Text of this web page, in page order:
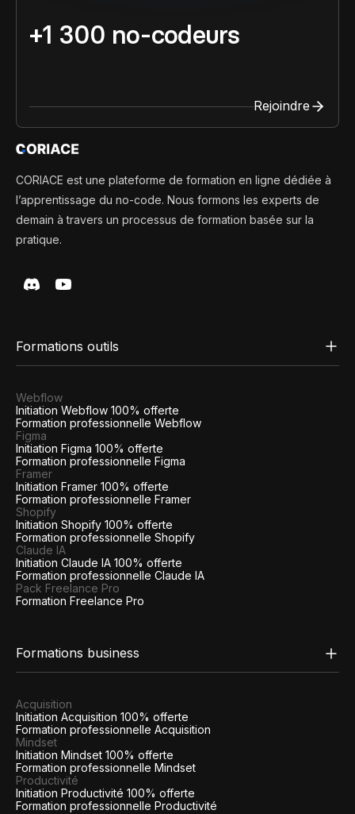
+1 300 no-codeurs
Rejoindre
CORIACE est une plateforme de formation en ligne dédiée à
l’apprentissage du no-code. Nous formons les experts de
demain à travers un processus de formation basée sur la
pratique.
Formations outils
Webflow
Initiation Webflow 100% offerte
Formation professionnelle Webflow
Figma
Initiation Figma 100% offerte
Formation professionnelle Figma
Framer
Initiation Framer 100% offerte
Formation professionnelle Framer
Shopify
Initiation Shopify 100% offerte
Formation professionnelle Shopify
Claude IA
Initiation Claude IA 100% offerte
Formation professionnelle Claude IA
Pack Freelance Pro
Formation Freelance Pro
Formations business
Acquisition
Initiation Acquisition 100% offerte
Formation professionnelle Acquisition
Mindset
Initiation Mindset 100% offerte
Formation professionnelle Mindset
Productivité
Initiation Productivité 100% offerte
Formation professionnelle Productivité